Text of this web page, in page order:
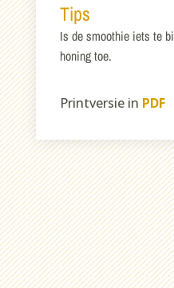
Tips
Is de smoothie iets te
honing toe.
Printversie in PDF